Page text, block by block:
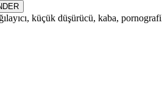
küçük düşürücü, kaba,